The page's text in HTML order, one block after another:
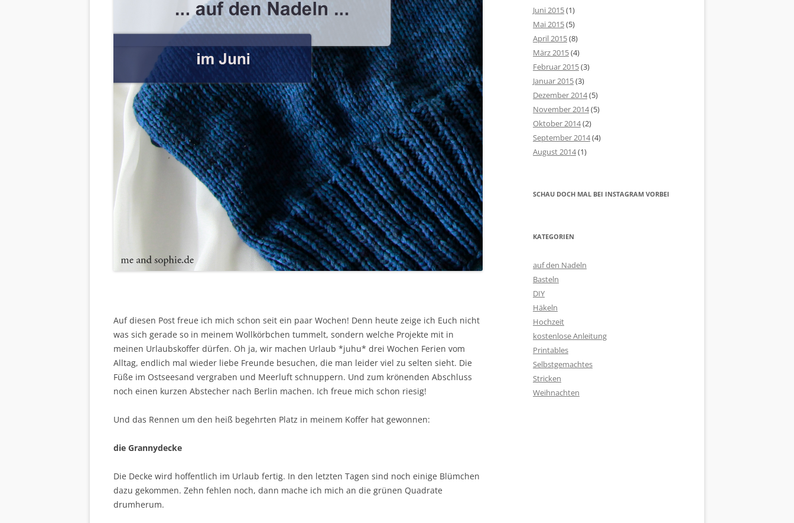
Auf diesen Post freue ich mich schon seit ein paar Wochen! Denn heute zeige ich Euch nicht
was sich gerade so in meinem Wollkörbchen tummelt, sondern welche Projekte mit in
meinen Urlaubskoffer dürfen. Oh ja, wir machen Urlaub *juhu* drei Wochen Ferien vom
Alltag, endlich mal wieder liebe Freunde besuchen, die man leider viel zu selten sieht. Die
Füße im Ostseesand vergraben und Meerluft schnuppern. Und zum krönenden Abschluss
noch einen kurzen Abstecher nach Berlin machen. Ich freue mich schon riesig!
Und das Rennen um den heiß begehrten Platz in meinem Koffer hat gewonnen:
die Grannydecke
Die Decke wird hoffentlich im Urlaub fertig. In den letzten Tagen sind noch einige Blümchen
dazu gekommen. Zehn fehlen noch, dann mache ich mich an die grünen Quadrate
drumherum.
Juni 2015(1)
Mai 2015(5)
April 2015(8)
März 2015(4)
Februar 2015(3)
Januar 2015(3)
Dezember 2014(5)
November 2014(5)
Oktober 2014(2)
September 2014(4)
August 2014(1)
SCHAU DOCH MAL BEI INSTAGRAM VORBEI
KATEGORIEN
auf den Nadeln
Basteln
DIY
Häkeln
Hochzeit
kostenlose Anleitung
Printables
Selbstgemachtes
Stricken
Weihnachten